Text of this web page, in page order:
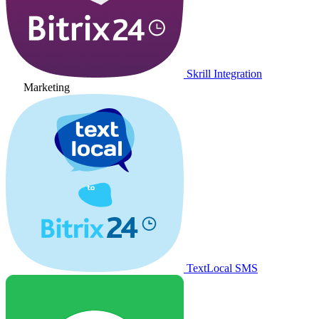
Skrill Integration
Marketing
TextLocal SMS